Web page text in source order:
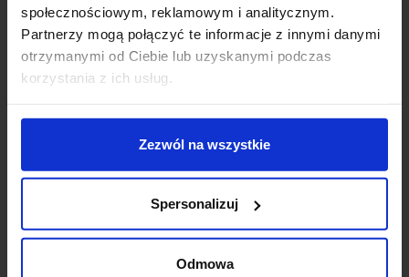
społecznościowym, reklamowym i analitycznym.
Partnerzy mogą połączyć te informacje z innymi danymi
otrzymanymi od Ciebie lub uzyskanymi podczas
korzystania z ich usług.
Zezwól na wszystkie
Spersonalizuj
Odmowa
Studia licencjackie
Studia skrócone